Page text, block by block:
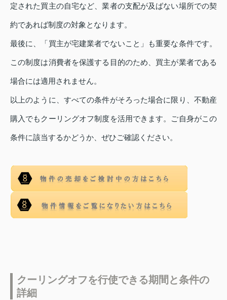
定された買主の自宅など、業者の支配が及ばない場所での契
約であれば制度の対象となります。
最後に、「買主が宅建業者でないこと」も重要な条件です。
この制度は消費者を保護する目的のため、買主が業者である
場合には適用されません。
以上のように、すべての条件がそろった場合に限り、不動産
購入でもクーリングオフ制度を活用できます。ご自身がこの
条件に該当するかどうか、ぜひご確認ください。
クーリングオフを行使できる期間と条件の
詳細